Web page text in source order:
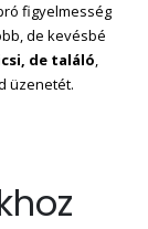
figyelmesség
de kevésbé
de találó,
üzenetét.